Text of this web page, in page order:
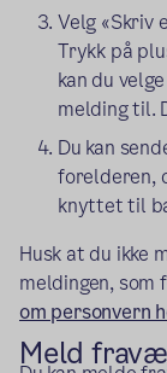
Velg «Skriv
Trykk på
kan du
melding til.
Du kan
forelderen,
knyttet til
Husk at du ikke
meldingen, som
om personvern
Meld